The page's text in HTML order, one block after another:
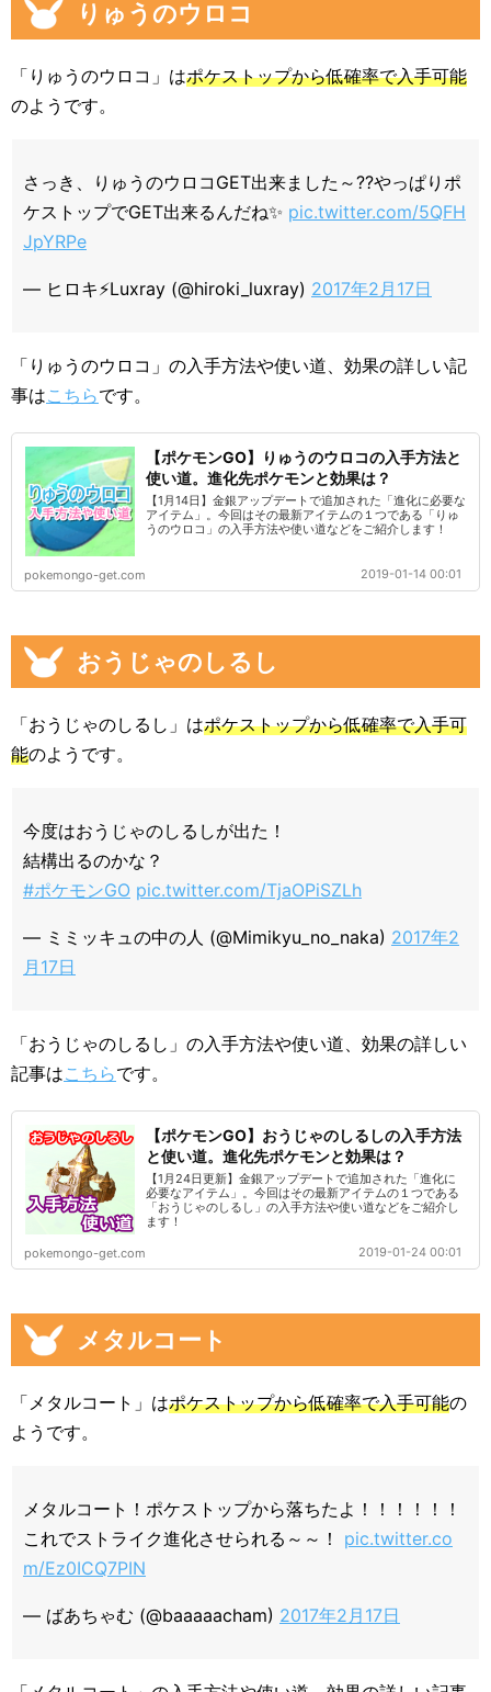
りゅうのウロコ
「りゅうのウロコ」はポケストップから低確率で入手可能
のようです。
さっき、りゅうのウロコGET出来ました～??やっぱりポ
ケストップでGET出来るんだね✨ pic.twitter.com/5QFH
JpYRPe
— ヒロキ⚡Luxray (@hiroki_luxray) 2017年2月17日
「りゅうのウロコ」の入手方法や使い道、効果の詳しい記
事はこちらです。
【ポケモンGO】りゅうのウロコの入手方法と
使い道。進化先ポケモンと効果は？
【1月14日】金銀アップデートで追加された「進化に必要な
アイテム」。今回はその最新アイテムの１つである「りゅ
うのウロコ」の入手方法や使い道などをご紹介します！
pokemongo-get.com 2019-01-14 00:01
おうじゃのしるし
「おうじゃのしるし」はポケストップから低確率で入手可
能のようです。
今度はおうじゃのしるしが出た！
結構出るのかな？
#ポケモンGO pic.twitter.com/TjaOPiSZLh
— ミミッキュの中の人 (@Mimikyu_no_naka) 2017年2
月17日
「おうじゃのしるし」の入手方法や使い道、効果の詳しい
記事はこちらです。
【ポケモンGO】おうじゃのしるしの入手方法
と使い道。進化先ポケモンと効果は？
【1月24日更新】金銀アップデートで追加された「進化に
必要なアイテム」。今回はその最新アイテムの１つである
「おうじゃのしるし」の入手方法や使い道などをご紹介し
ます！
pokemongo-get.com 2019-01-24 00:01
メタルコート
「メタルコート」はポケストップから低確率で入手可能の
ようです。
メタルコート！ポケストップから落ちたよ！！！！！！
これでストライク進化させられる～～！ pic.twitter.co
m/Ez0ICQ7PIN
— ばあちゃむ (@baaaaacham) 2017年2月17日